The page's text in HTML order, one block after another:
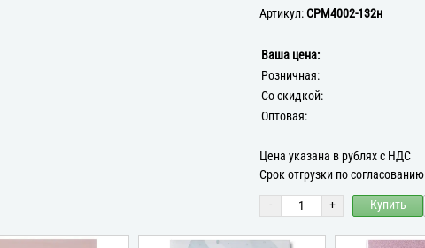
Артикул:СРМ4002-132н
Ваша цена:
Розничная:
Со скидкой:
Оптовая:
Цена указана в рублях с НДС
Срок отгрузки по согласованию
- + Купить